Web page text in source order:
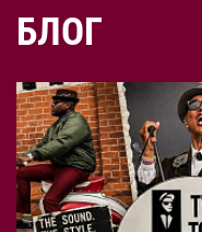
БЛОГ